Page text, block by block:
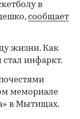
в
сообщает
жизни. Как
инфаркт.
мемориале
в Мытищах.